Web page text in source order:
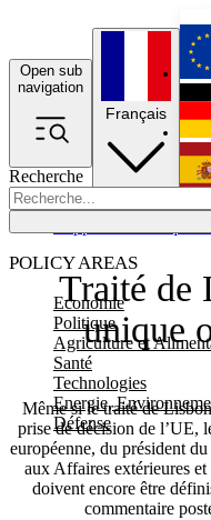
Open sub
navigation
Recherche
POLICY AREAS
Economie
Politique
Agriculture et
Santé
Technologies
Energie,
Défense
Français
Traité de
unique
Même si le traité de
prise de décision de l’UE,
européenne, du président
aux Affaires extérieures
doivent encore être
commentaire